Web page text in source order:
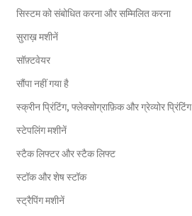
सिस्टम को संबोधित करना और सम्मिलित करना
सुराख़ मशीनें
सॉफ़्टवेयर
सौंपा नहीं गया है
स्क्रीन प्रिंटिंग, फ्लेक्सोग्राफ़िक और ग्रेव्योर प्रिंटिंग
स्टेपलिंग मशीनें
स्टैक लिफ्टर और स्टैक लिफ्ट
स्टॉक और शेष स्टॉक
स्ट्रैपिंग मशीनें